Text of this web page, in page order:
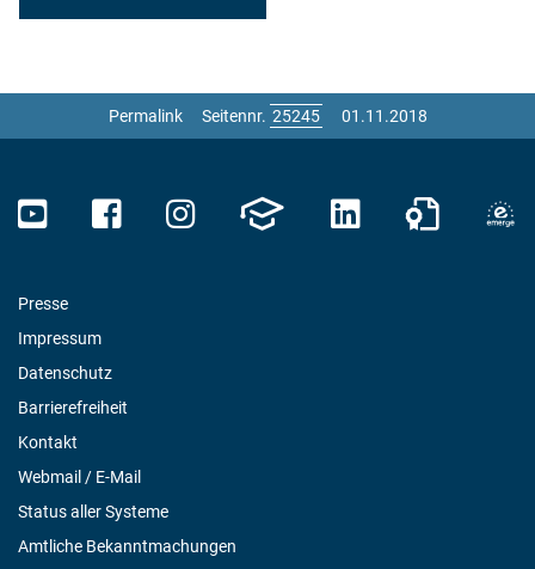
Permalink Seitennr. 01.11.2018
Presse
Impressum
Datenschutz
Barrierefreiheit
Kontakt
Webmail / E-Mail
Status aller Systeme
Amtliche Bekanntmachungen